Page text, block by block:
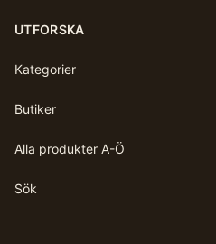
UTFORSKA
Kategorier
Butiker
Alla produkter A-Ö
Sök